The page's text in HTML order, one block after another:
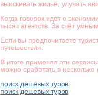
выискивать жильё, улучать
Когда говорок идет о
тысяч агентств. За счёт
Если вы предпочитаете
путешествия.
В итоге применяя эти
можно сработать в несколько
поиск дешевых туров
поиск дешевых туров